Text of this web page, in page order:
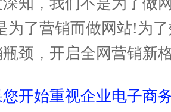
为了营销而做网站!为
瓶颈，开启全网营销新
开始重视企业电子商